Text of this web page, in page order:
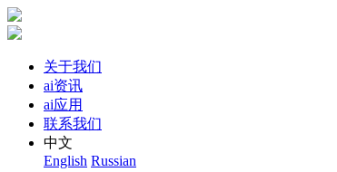
关于我们
ai资讯
ai应用
联系我们
中文
English Russian